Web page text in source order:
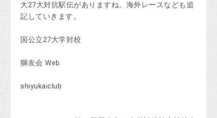
大27大対抗駅伝がありますね。海外レースなども追
記していきます。
国公立27大学対校
獅友会 Web
shiyukaiclub